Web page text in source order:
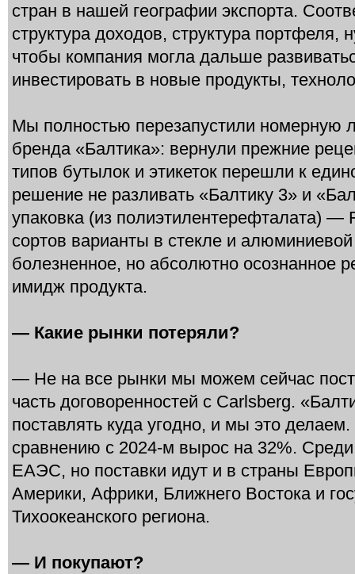
стран в нашей географии экспорта.
структура доходов, структура портфеля,
чтобы компания могла дальше
инвестировать в новые продукты,
Мы полностью перезапустили номерную
бренда «Балтика»: вернули прежние
типов бутылок и этикеток перешли к
решение не разливать «Балтику 3» и
упаковка (из полиэтилентерефталата) —
сортов варианты в стекле и
болезненное, но абсолютно осознанное
имидж продукта.
— Какие рынки потеряли?
— Не на все рынки мы можем сейчас
часть договоренностей с Carlsberg.
поставлять куда угодно, и мы это
сравнению с 2024-м вырос на 32%.
ЕАЭС, но поставки идут и в страны
Америки, Африки, Ближнего Востока и
Тихоокеанского региона.
— И покупают?